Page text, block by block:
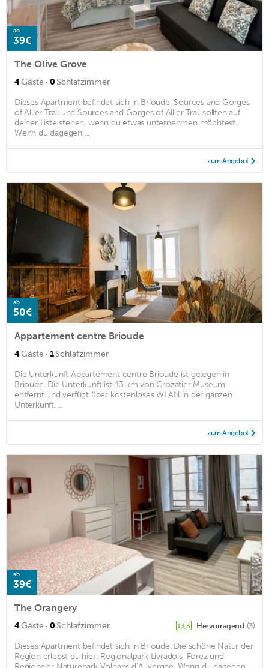
ab
39€
The Olive Grove
4Gäste · 0 Schlafzimmer
Dieses Apartment befindet sich in Brioude. Sources and Gorges
of Allier Trail und Sources and Gorges of Allier Trail sollten auf
deiner Liste stehen, wenn du etwas unternehmen möchtest.
Wenn du dagegen ...
zum Angebot
ab
50€
Appartement centre Brioude
4Gäste · 1Schlafzimmer
Die Unterkunft Appartement centre Brioude ist gelegen in
Brioude. Die Unterkunft ist 43 km von Crozatier Museum
entfernt und verfügt über kostenloses WLAN in der ganzen
Unterkunft. ...
zum Angebot
ab
39€
The Orangery
4Gäste · 0 Schlafzimmer 13,3 Hervorragend (3)
Dieses Apartment befindet sich in Brioude. Die schöne Natur der
Region erlebst du hier: Regionalpark Livradois-Forez und